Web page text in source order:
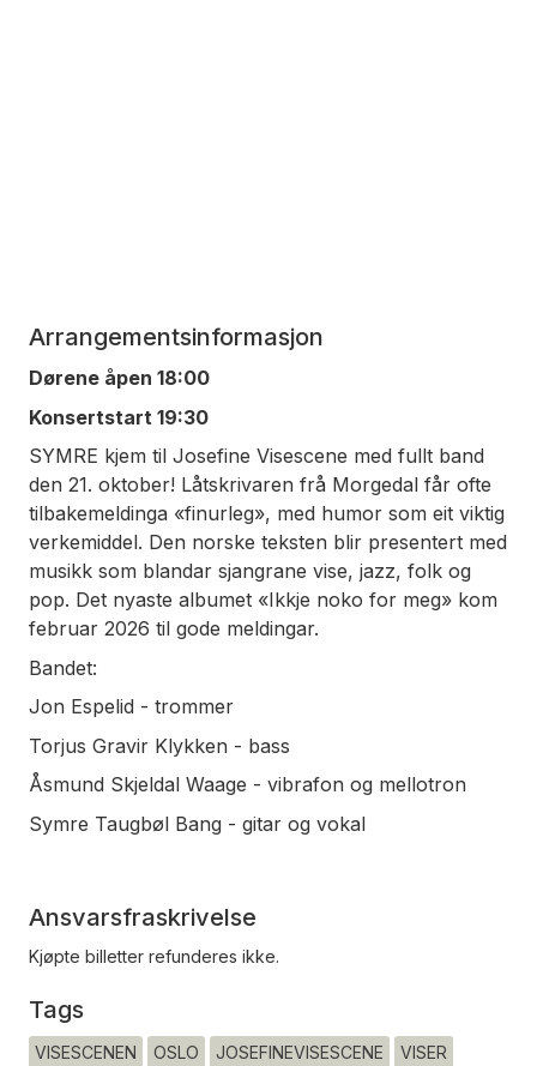
Arrangementsinformasjon
Dørene åpen 18:00
Konsertstart 19:30
SYMRE kjem til Josefine Visescene med fullt band
den 21. oktober! Låtskrivaren frå Morgedal får ofte
tilbakemeldinga «finurleg», med humor som eit viktig
verkemiddel. Den norske teksten blir presentert med
musikk som blandar sjangrane vise, jazz, folk og
pop. Det nyaste albumet «Ikkje noko for meg» kom
februar 2026 til gode meldingar.
Bandet:
Jon Espelid - trommer
Torjus Gravir Klykken - bass
Åsmund Skjeldal Waage - vibrafon og mellotron
Symre Taugbøl Bang - gitar og vokal
Ansvarsfraskrivelse
Kjøpte billetter refunderes ikke.
Tags
VISESCENEN OSLO JOSEFINEVISESCENE VISER